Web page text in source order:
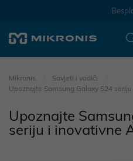
Mikronis
Savjeti i vodiči
Upoznajte Samsung Galaxy S24
Upoznajte
seriju i inovativne